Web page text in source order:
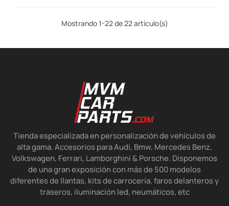
Mostrando 1-22 de 22 artículo(s)
Tienda especializada en personalización de vehículos de
alta gama. Accesorios para Audi, Bmw, Mercedes Benz,
Volkswagen, Ferrari, Lamborghini & Porsche. Disponemos
de una gran exposición con más de 500 modelos
diferentes de llantas, kits de carrocería, faros delanteros y
traseros, iluminación led, neumáticos, etc